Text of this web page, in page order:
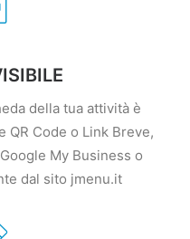
della tua attività è
QR Code o Link Breve,
My Business o
dal sito jmenu.it